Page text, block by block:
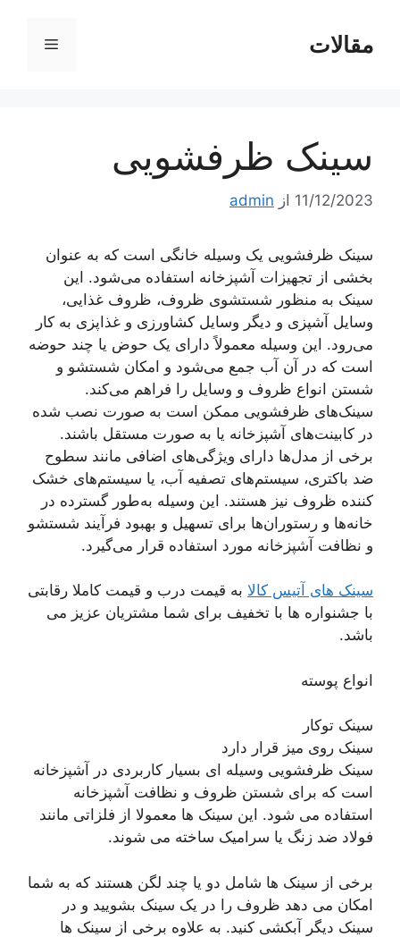
محتوامقالات فهرست
سینک ظرفشویی
11/12/2023 از admin
سینک ظرفشویی یک وسیله خانگی است که به عنوان
بخشی از تجهیزات آشپزخانه استفاده می‌شود. این
سینک به منظور شستشوی ظروف، ظروف غذایی،
وسایل آشپزی و دیگر وسایل کشاورزی و غذاپزی به کار
می‌رود. این وسیله معمولاً دارای یک حوض یا چند حوضه
است که در آن آب جمع می‌شود و امکان شستشو و
شستن انواع ظروف و وسایل را فراهم می‌کند.
سینک‌های ظرفشویی ممکن است به صورت نصب شده
در کابینت‌های آشپزخانه یا به صورت مستقل باشند.
برخی از مدل‌ها دارای ویژگی‌های اضافی مانند سطوح
ضد باکتری، سیستم‌های تصفیه آب، یا سیستم‌های خشک
کننده ظروف نیز هستند. این وسیله به‌طور گسترده در
خانه‌ها و رستوران‌ها برای تسهیل و بهبود فرآیند شستشو
و نظافت آشپزخانه مورد استفاده قرار می‌گیرد.
سینک های آتیس کالا به قیمت درب و قیمت کاملا رقابتی
با جشنواره ها با تخفیف برای شما مشتریان عزیز می
باشد.
انواع پوسته
سینک توکار
سینک روی میز قرار دارد
سینک ظرفشویی وسیله ای بسیار کاربردی در آشپزخانه
است که برای شستن ظروف و نظافت آشپزخانه
استفاده می شود. این سینک ها معمولا از فلزاتی مانند
فولاد ضد زنگ یا سرامیک ساخته می شوند.
برخی از سینک ها شامل دو یا چند لگن هستند که به شما
امکان می دهد ظروف را در یک سینک بشویید و در
سینک دیگر آبکشی کنید. به علاوه برخی از سینک ها